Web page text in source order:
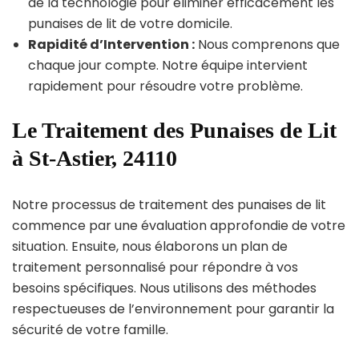
punaises de lit de votre domicile.
Rapidité d’Intervention : Nous comprenons que
chaque jour compte. Notre équipe intervient
rapidement pour résoudre votre problème.
Le Traitement des Punaises de Lit
à St-Astier, 24110
Notre processus de traitement des punaises de lit
commence par une évaluation approfondie de votre
situation. Ensuite, nous élaborons un plan de
traitement personnalisé pour répondre à vos
besoins spécifiques. Nous utilisons des méthodes
respectueuses de l’environnement pour garantir la
sécurité de votre famille.